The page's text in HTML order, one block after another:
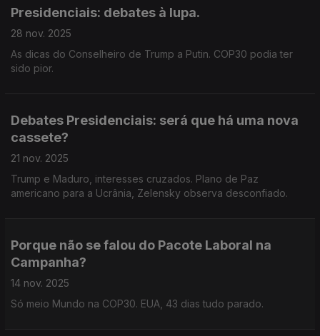
Presidenciais: debates à lupa.
28 nov. 2025
As dicas do Conselheiro de Trump a Putin. COP30 podia ter
sido pior.
Debates Presidenciais: será que há uma nova
cassete?
21 nov. 2025
Trump e Maduro, interesses cruzados. Plano de Paz
americano para a Ucrânia, Zelensky observa desconfiado.
Porque não se falou do Pacote Laboral na
Campanha?
14 nov. 2025
Só meio Mundo na COP30. EUA, 43 dias tudo parado.